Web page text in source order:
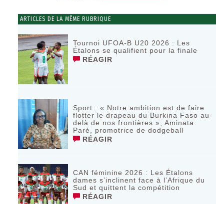
ARTICLES DE LA MÊME RUBRIQUE
Tournoi UFOA-B U20 2026 : Les
Étalons se qualifient pour la finale
RÉAGIR
Sport : « Notre ambition est de faire
flotter le drapeau du Burkina Faso au-
delà de nos frontières », Aminata
Paré, promotrice de dodgeball
RÉAGIR
CAN féminine 2026 : Les Étalons
dames s’inclinent face à l’Afrique du
Sud et quittent la compétition
RÉAGIR